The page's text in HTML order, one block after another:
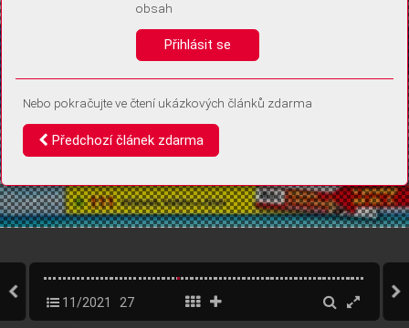
vás už příště znovu neptali. Můžete je kdykoli později upravit ve Správě
11/2021 27
obsah
Přihlásit se
Nebo pokračujte ve čtení ukázkových článků zdarma
Předchozí článek zdarma